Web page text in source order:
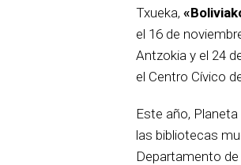
Txueka,
el 16 de
Antzokia y el 24
el Centro Cívico
Este año,
las bibliotecas
Departamento